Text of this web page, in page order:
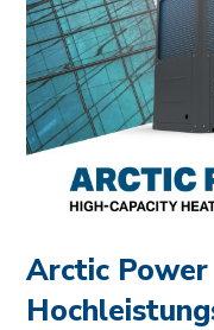
Arctic Power